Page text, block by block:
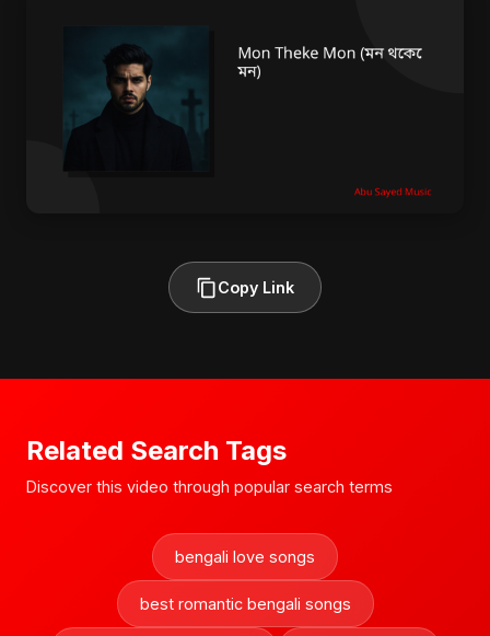
Copy Link
Related Search Tags
Discover this video through popular search terms
bengali love songs
best romantic bengali songs